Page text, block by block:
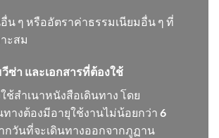
น ๆ หรืออัตราค่าธรรมเนียมอื่น ๆ ที่
ะสม
ซ่า และเอกสารที่ต้องใช้
ช้สำเนาหนังสือเดินทาง โดย
ทางต้องมีอายุใช้งานไม่น้อยกว่า 6
กวันที่จะเดินทางออกจากภูฏาน